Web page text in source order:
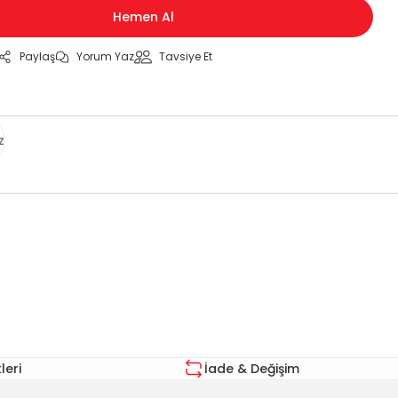
Hemen Al
Paylaş Yorum Yaz Tavsiye Et
İade & Değişim